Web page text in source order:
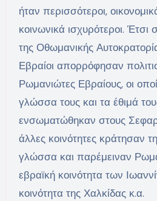
ήταν περισσότεροι,
κοινωνικά ισχυρότεροι. Έτσι
της Οθωμανικής
Εβραίοι απορρόφησαν
Ρωμανιώτες Εβραίους, οι
γλώσσα τους και τα έθιμά
ενσωματώθηκαν στους
άλλες κοινότητες κράτησαν
γλώσσα και παρέμειναν
εβραϊκή κοινότητα των
κοινότητα της Χαλκίδας κ.α.